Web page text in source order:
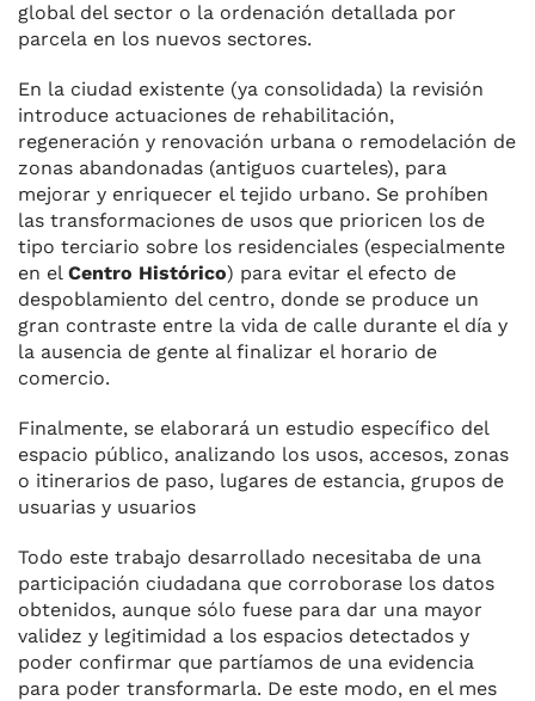
global del sector o la ordenación detallada por
parcela en los nuevos sectores.
En la ciudad existente (ya consolidada) la revisión
introduce actuaciones de rehabilitación,
regeneración y renovación urbana o remodelación de
zonas abandonadas (antiguos cuarteles), para
mejorar y enriquecer el tejido urbano. Se prohíben
las transformaciones de usos que prioricen los de
tipo terciario sobre los residenciales (especialmente
en el Centro Histórico) para evitar el efecto de
despoblamiento del centro, donde se produce un
gran contraste entre la vida de calle durante el día y
la ausencia de gente al finalizar el horario de
comercio.
Finalmente, se elaborará un estudio específico del
espacio público, analizando los usos, accesos, zonas
o itinerarios de paso, lugares de estancia, grupos de
usuarias y usuarios
Todo este trabajo desarrollado necesitaba de una
participación ciudadana que corroborase los datos
obtenidos, aunque sólo fuese para dar una mayor
validez y legitimidad a los espacios detectados y
poder confirmar que partíamos de una evidencia
para poder transformarla. De este modo, en el mes